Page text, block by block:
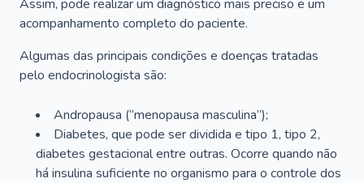
Assim, pode realizar um diagnóstico mais preciso e um
acompanhamento completo do paciente.
Algumas das principais condições e doenças tratadas
pelo endocrinologista são:
Andropausa (“menopausa masculina”);
Diabetes, que pode ser dividida e tipo 1, tipo 2,
diabetes gestacional entre outras. Ocorre quando não
há insulina suficiente no organismo para o controle dos